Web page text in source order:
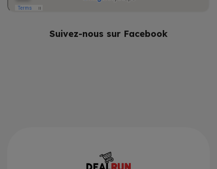
Suivez-nous sur Facebook